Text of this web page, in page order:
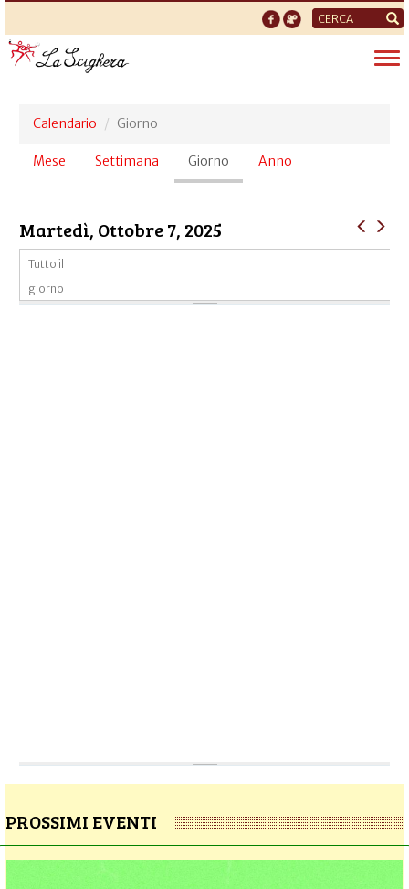
Form
di
ricerca
Calendario Giorno
Schede
Mese Settimana Giorno (scheda
attiva)
Anno
Martedì, Ottobre 7, 2025
Tutto il
giorno
PROSSIMI EVENTI